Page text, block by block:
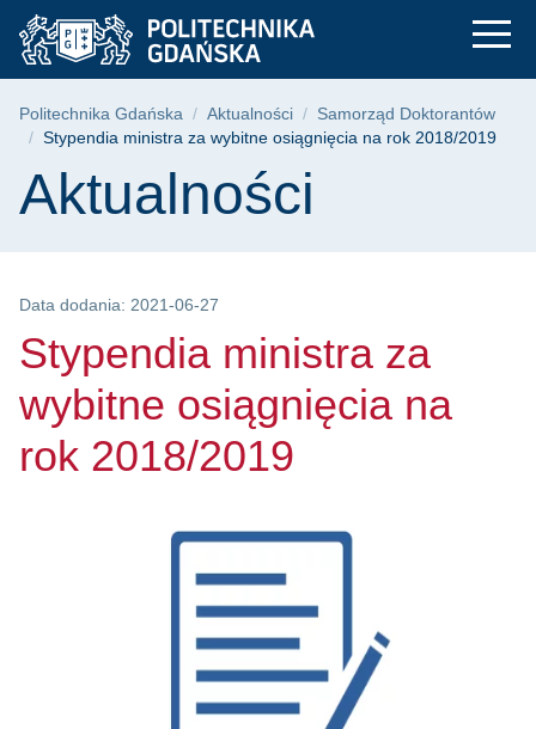
Przejdź
do
menu
Przejdź
do
wyszukiwarki
Przejdź
do
treści
Stypendia ministra
Ścieżka nawigacyjna
Politechnika Gdańska Aktualności
Samorząd Doktorantów
Stypendia ministra za wybitne osiągnięcia na rok 2018/2019
Treść strony
Aktualności
Data dodania: 2021-06-27
Stypendia ministra za
wybitne osiągnięcia na
rok 2018/2019